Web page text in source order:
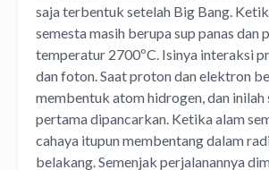
saja terbentuk setelah Big Bang.
semesta masih berupa sup panas dan
temperatur 2700ºC. Isinya interaksi
dan foton. Saat proton dan elektron
membentuk atom hidrogen, dan inilah
pertama dipancarkan. Ketika alam
cahaya itupun membentang dalam
belakang. Semenjak perjalanannya